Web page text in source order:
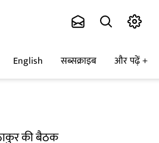
English सब्सक्राइब और पढ़ें
की बैठक